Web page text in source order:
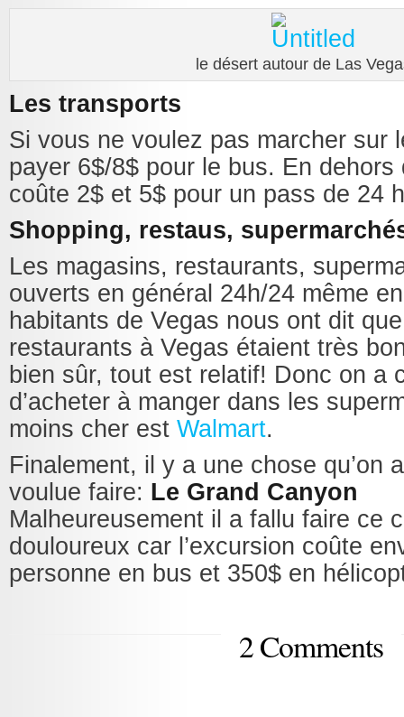
le désert autour de Las
Les transports
Si vous ne voulez pas marcher sur
payer 6$/8$ pour le bus. En dehors
coûte 2$ et 5$ pour un pass de 24
Shopping, restaus,
Les magasins, restaurants,
ouverts en général 24h/24 même
habitants de Vegas nous ont dit
restaurants à Vegas étaient très
bien sûr, tout est relatif! Donc on a
d’acheter à manger dans les
moins cher est Walmart.
Finalement, il y a une chose qu’on
voulue faire: Le Grand Canyon
Malheureusement il a fallu faire ce
douloureux car l’excursion coûte
personne en bus et 350$ en
2 Comments